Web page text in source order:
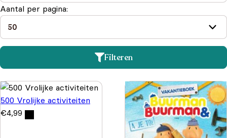
Aantal per pagina:
Filteren
500 Vrolijke activiteiten
€4,99